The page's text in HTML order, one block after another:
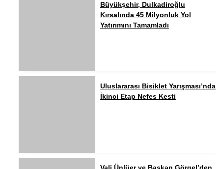
Büyükşehir, Dulkadiroğlu
Kırsalında 45 Milyonluk Yol
Yatırımını Tamamladı
Uluslararası Bisiklet Yarışması’nda
İkinci Etap Nefes Kesti